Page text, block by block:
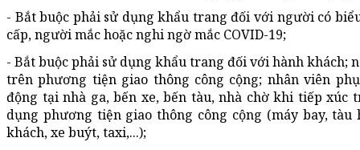
- Bắt buộc phải sử dụng khẩu trang đối với người có
cấp, người mắc hoặc nghi ngờ mắc COVID-19;
- Bắt buộc phải sử dụng khẩu trang đối với hành khách;
trên phương tiện giao thông công cộng; nhân viên
động tại nhà ga, bến xe, bến tàu, nhà chờ khi tiếp
dụng phương tiện giao thông công cộng (máy bay, tàu
khách, xe buýt, taxi,...);